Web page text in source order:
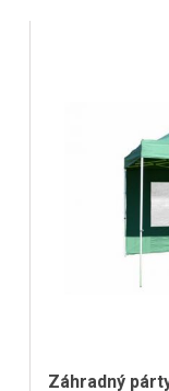
Záhradný